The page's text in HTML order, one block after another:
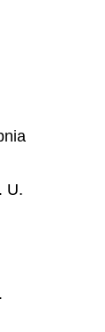
U.